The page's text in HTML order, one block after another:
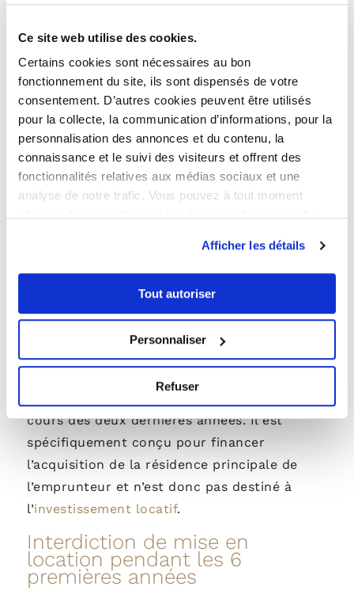
Ce site web utilise des cookies.
Certains cookies sont nécessaires au bon
fonctionnement du site, ils sont dispensés de votre
consentement. D’autres cookies peuvent être utilisés
pour la collecte, la communication d’informations, pour la
personnalisation des annonces et du contenu, la
connaissance et le suivi des visiteurs et offrent des
fonctionnalités relatives aux médias sociaux et une
analyse de notre trafic. Vous pouvez à tout moment
Afficher les détails
Tout autoriser
Personnaliser
Refuser
Divorce ou séparation
Décès de l’emprunteur ou de son
conjoint
Perte d’emploi
Les investissements
locatifs sont-ils
éligibles au PTZ ?
l’État destinée à faciliter l’accession à la
cours des deux dernières années. Il est
spécifiquement conçu pour financer
l’acquisition de la résidence principale de
l’emprunteur et n’est donc pas destiné à
l’investissement locatif.
Interdiction de mise en
location pendant les 6
premières années